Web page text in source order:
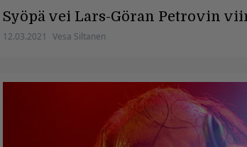
Syöpä vei Lars-Göran Petrovin
12.03.2021 Vesa Siltanen